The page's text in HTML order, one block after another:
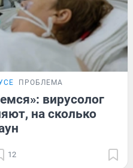
ПРОБЛЕМА
вирусолог
на сколько
12